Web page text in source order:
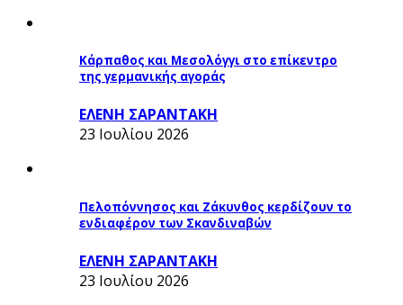
Κάρπαθος και Μεσολόγγι στο επίκεντρο
της γερμανικής αγοράς
ΕΛΕΝΗ ΣΑΡΑΝΤΑΚΗ
23 Ιουλίου 2026
Πελοπόννησος και Ζάκυνθος κερδίζουν το
ενδιαφέρον των Σκανδιναβών
ΕΛΕΝΗ ΣΑΡΑΝΤΑΚΗ
23 Ιουλίου 2026